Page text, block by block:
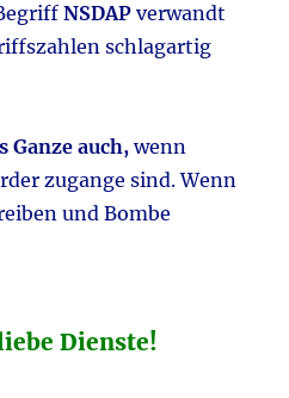
NSDAP verwandt
schlagartig
Ganze auch,wenn
zugange sind. Wenn
und Bombe
Dienste!